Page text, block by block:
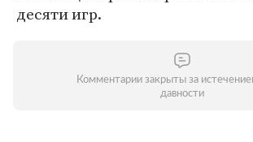
десяти игр.
Комментарии закрыты за
давности